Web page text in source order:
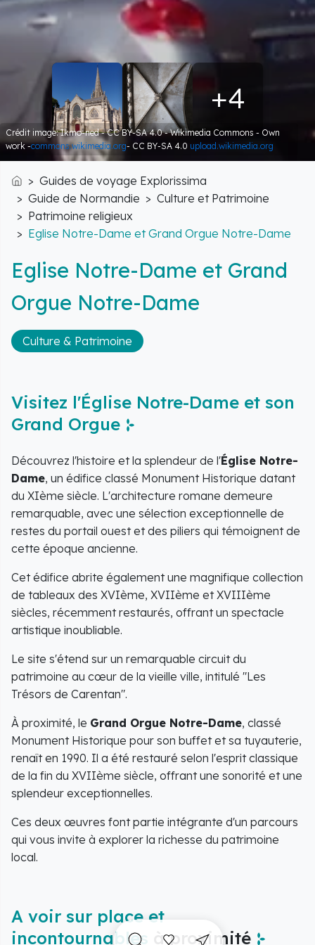
+4
Crédit image: Ikmo-ned - CC BY-SA 4.0 - Wikimedia Commons - Own
work -commons.wikimedia.org- CC BY-SA 4.0 upload.wikimedia.org
Accueil
Guides de voyage Explorissima
Guide de Normandie
Culture et Patrimoine
Patrimoine religieux
Eglise Notre-Dame et Grand Orgue Notre-Dame
Eglise Notre-Dame et Grand
Orgue Notre-Dame
Culture & Patrimoine
Visitez l'Église Notre-Dame et son
Grand Orgue
Découvrez l'histoire et la splendeur de l'Église Notre-
Dame, un édifice classé Monument Historique datant
du XIème siècle. L'architecture romane demeure
remarquable, avec une sélection exceptionnelle de
restes du portail ouest et des piliers qui témoignent de
cette époque ancienne.
Cet édifice abrite également une magnifique collection
de tableaux des XVIème, XVIIème et XVIIIème
siècles, récemment restaurés, offrant un spectacle
artistique inoubliable.
Le site s'étend sur un remarquable circuit du
patrimoine au cœur de la vieille ville, intitulé "Les
Trésors de Carentan".
À proximité, le Grand Orgue Notre-Dame, classé
Monument Historique pour son buffet et sa tuyauterie,
renaît en 1990. Il a été restauré selon l'esprit classique
de la fin du XVIIème siècle, offrant une sonorité et une
splendeur exceptionnelles.
Ces deux œuvres font partie intégrante d'un parcours
qui vous invite à explorer la richesse du patrimoine
local.
A voir sur place et
incontournables
à proximité